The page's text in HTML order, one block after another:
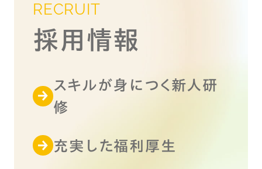
RECRUIT
採用情報
スキルが身につく新人研
修
充実した福利厚生